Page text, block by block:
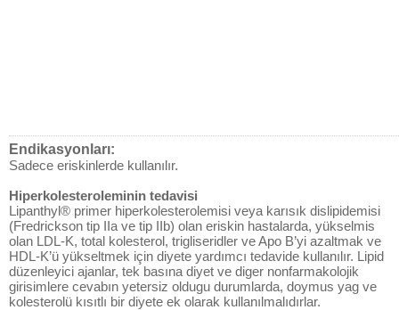
Endikasyonları:
Sadece eriskinlerde kullanılır.
Hiperkolesteroleminin tedavisi
Lipanthyl® primer hiperkolesterolemisi veya karısık dislipidemisi
(Fredrickson tip IIa ve tip IIb) olan eriskin hastalarda, yükselmis
olan LDL-K, total kolesterol, trigliseridler ve Apo B’yi azaltmak ve
HDL-K’ü yükseltmek için diyete yardımcı tedavide kullanılır. Lipid
düzenleyici ajanlar, tek basına diyet ve diger nonfarmakolojik
girisimlere cevabın yetersiz oldugu durumlarda, doymus yag ve
kolesterolü kısıtlı bir diyete ek olarak kullanılmalıdırlar.